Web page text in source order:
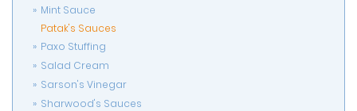
Mint Sauce
Patak's Sauces
Paxo Stuffing
Salad Cream
Sarson's Vinegar
Sharwood's Sauces